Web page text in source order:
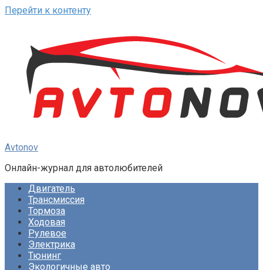
Перейти к контенту
Avtonov
Онлайн-журнал для автолюбителей
Двигатель
Трансмиссия
Тормоза
Ходовая
Рулевое
Электрика
Тюнинг
Экологичные авто